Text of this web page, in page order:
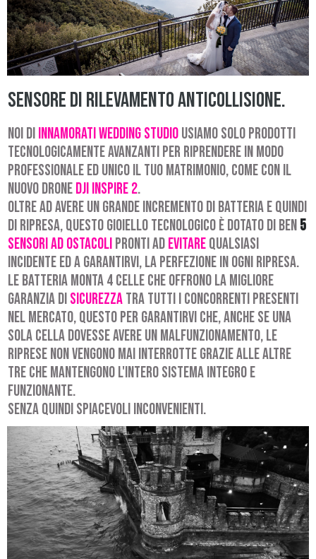
Sensore di rilevamento anticollisione.
Noi diInnamorati Wedding Studiousiamo solo prodotti
tecnologicamente avanzanti per riprendere in modo
professionale ed unico il tuo matrimonio, come con il
nuovo droneDJI Inspire 2.
Oltre ad avere un grande Incremento di batteria e quindi
di ripresa, questo gioiello tecnologico è dotato di ben5
sensori ad ostacolipronti adevitarequalsiasi
incidente ed a garantirvi, la perfezione in ogni ripresa.
Le batteria monta 4 celle che offrono la migliore
garanzia disicurezzatra tutti i concorrenti presenti
nel mercato, questo per garantirvi che, anche se una
sola cella dovesse avere un malfunzionamento, le
riprese non vengono mai interrotte grazie alle altre
tre che mantengono l'intero sistema integro e
funzionante.
Senza quindi spiacevoli inconvenienti.